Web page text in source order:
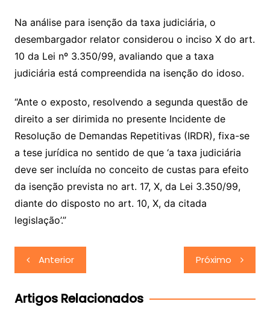
Na análise para isenção da taxa judiciária, o
desembargador relator considerou o inciso X do art.
10 da Lei nº 3.350/99, avaliando que a taxa
judiciária está compreendida na isenção do idoso.
“Ante o exposto, resolvendo a segunda questão de
direito a ser dirimida no presente Incidente de
Resolução de Demandas Repetitivas (IRDR), fixa-se
a tese jurídica no sentido de que ‘a taxa judiciária
deve ser incluída no conceito de custas para efeito
da isenção prevista no art. 17, X, da Lei 3.350/99,
diante do disposto no art. 10, X, da citada
legislação’.”
Navegação
de
Post
Anterior Próximo
Artigos Relacionados